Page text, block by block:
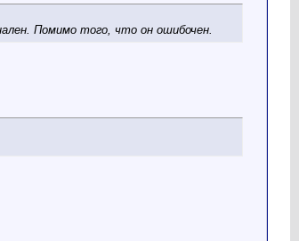
Помимо того, что он ошибочен.